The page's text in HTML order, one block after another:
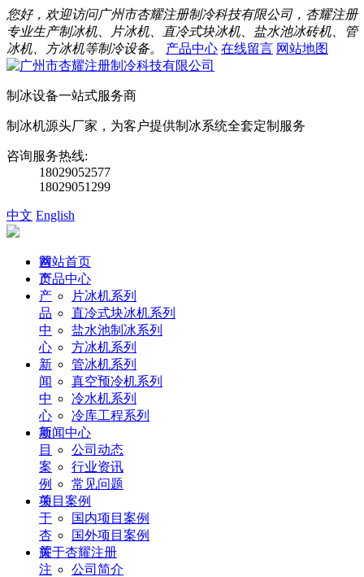
您好，欢迎访问广州市杏耀注册制冷科技有限公司，杏耀注册
专业生产制冰机、片冰机、直冷式块冰机、盐水池冰砖机、管
冰机、方冰机等制冷设备。
产品中心 在线留言 网站地图
制冰设备一站式服务商
制冰机源头厂家，为客户提供制冰系统全套定制服务
咨询服务热线:
18029052577
18029051299
中文 English
首
页
产
品
中
心
新
闻
中
心
项
目
案
例
关
于
杏
耀
注
网站首页
产品中心
片冰机系列
直冷式块冰机系列
盐水池制冰系列
方冰机系列
管冰机系列
真空预冷机系列
冷水机系列
冷库工程系列
新闻中心
公司动态
行业资讯
常见问题
项目案例
国内项目案例
国外项目案例
关于杏耀注册
公司简介